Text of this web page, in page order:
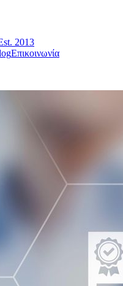
2013
Επικοινωνία